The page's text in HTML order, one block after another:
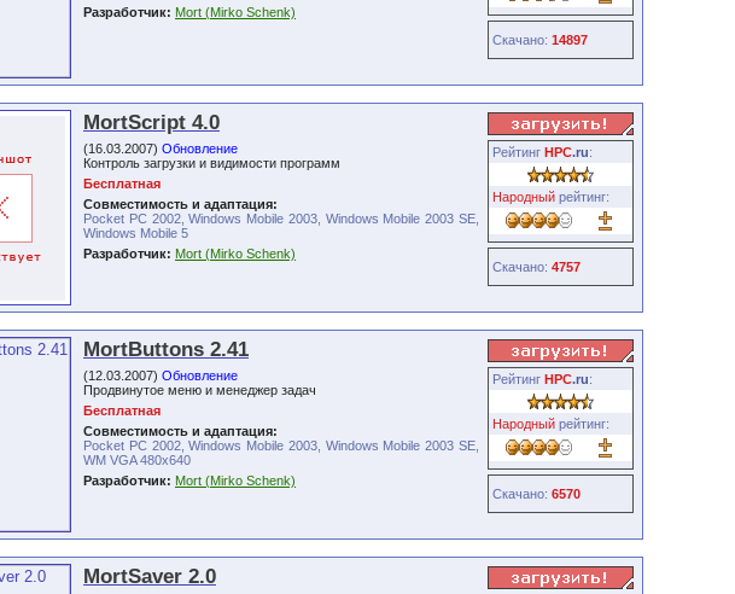
Скачано: 14897
Разработчик: Mort (Mirko Schenk)
Рейтинг HPC.ru:
Народный рейтинг:
Скачано: 4757
MortScript 4.0
(16.03.2007) Обновление
Контроль загрузки и видимости программ
Бесплатная
Совместимость и адаптация:
Pocket PC 2002, Windows Mobile 2003, Windows Mobile 2003 SE,
Windows Mobile 5
Разработчик: Mort (Mirko Schenk)
Рейтинг HPC.ru:
Народный рейтинг:
Скачано: 6570
MortButtons 2.41
(12.03.2007) Обновление
Продвинутое меню и менеджер задач
Бесплатная
Совместимость и адаптация:
Pocket PC 2002, Windows Mobile 2003, Windows Mobile 2003 SE,
WM VGA 480x640
Разработчик: Mort (Mirko Schenk)
MortSaver 2.0